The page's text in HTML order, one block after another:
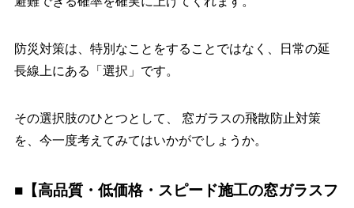
防災対策は、特別なことをすることではなく、日常の延
長線上にある「選択」です。
その選択肢のひとつとして、 窓ガラスの飛散防止対策
を、今一度考えてみてはいかがでしょうか。
■【高品質・低価格・スピード施工の窓ガラスフ